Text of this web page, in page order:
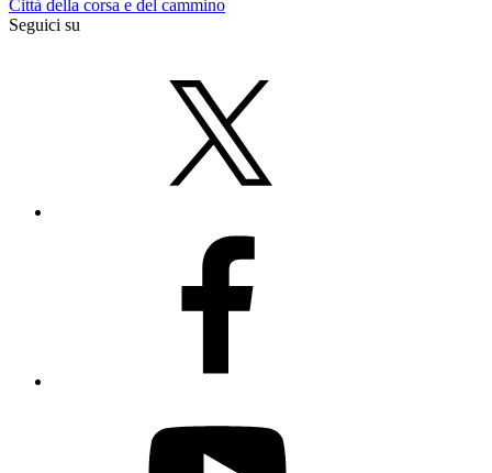
Città della corsa e del cammino
Seguici su